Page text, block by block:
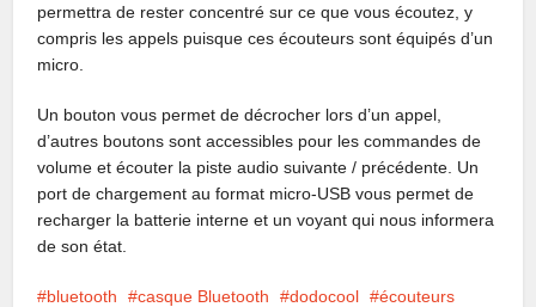
permettra de rester concentré sur ce que vous écoutez, y
compris les appels puisque ces écouteurs sont équipés d’un
micro.
Un bouton vous permet de décrocher lors d’un appel,
d’autres boutons sont accessibles pour les commandes de
volume et écouter la piste audio suivante / précédente. Un
port de chargement au format micro-USB vous permet de
recharger la batterie interne et un voyant qui nous informera
de son état.
bluetooth casque Bluetooth dodocool écouteurs